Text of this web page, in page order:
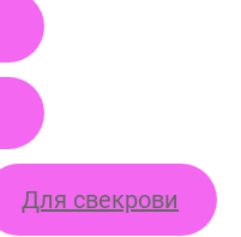
Для свекрови